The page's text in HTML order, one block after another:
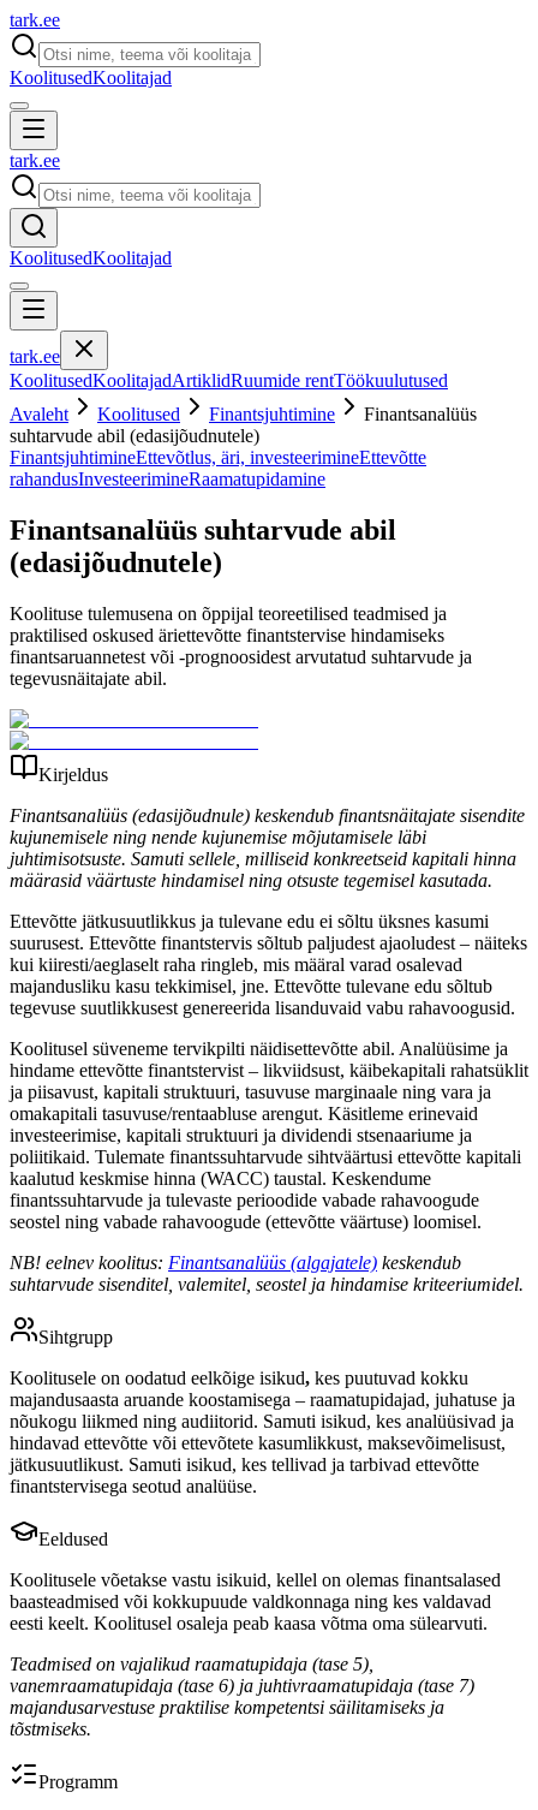
tark.ee
KoolitusedKoolitajad
tark.ee
KoolitusedKoolitajad
tark.ee
KoolitusedKoolitajadArtiklidRuumide rentTöökuulutused
Avaleht
Koolitused Finantsjuhtimine
Finantsanalüüs
suhtarvude abil (edasijõudnutele)
FinantsjuhtimineEttevõtlus, äri, investeerimineEttevõtte
rahandusInvesteerimineRaamatupidamine
Finantsanalüüs suhtarvude abil
(edasijõudnutele)
Koolituse tulemusena on õppijal teoreetilised teadmised ja
praktilised oskused äriettevõtte finantstervise hindamiseks
finantsaruannetest või -prognoosidest arvutatud suhtarvude ja
tegevusnäitajate abil.
Kirjeldus
Finantsanalüüs (edasijõudnule) keskendub finantsnäitajate sisendite
kujunemisele ning nende kujunemise mõjutamisele läbi
juhtimisotsuste. Samuti sellele, milliseid konkreetseid kapitali hinna
määrasid väärtuste hindamisel ning otsuste tegemisel kasutada.
Ettevõtte jätkusuutlikkus ja tulevane edu ei sõltu üksnes kasumi
suurusest. Ettevõtte finantstervis sõltub paljudest ajaoludest – näiteks
kui kiiresti/aeglaselt raha ringleb, mis määral varad osalevad
majandusliku kasu tekkimisel, jne. Ettevõtte tulevane edu sõltub
tegevuse suutlikkusest genereerida lisanduvaid vabu rahavoogusid.
Koolitusel süveneme tervikpilti näidisettevõtte abil. Analüüsime ja
hindame ettevõtte finantstervist – likviidsust, käibekapitali rahatsüklit
ja piisavust, kapitali struktuuri, tasuvuse marginaale ning vara ja
omakapitali tasuvuse/rentaabluse arengut. Käsitleme erinevaid
investeerimise, kapitali struktuuri ja dividendi stsenaariume ja
poliitikaid. Tulemate finantssuhtarvude sihtväärtusi ettevõtte kapitali
kaalutud keskmise hinna (WACC) taustal. Keskendume
finantssuhtarvude ja tulevaste perioodide vabade rahavoogude
seostel ning vabade rahavoogude (ettevõtte väärtuse) loomisel.
NB! eelnev koolitus: Finantsanalüüs (algajatele) keskendub
suhtarvude sisenditel, valemitel, seostel ja hindamise kriteeriumidel.
Sihtgrupp
Koolitusele on oodatud eelkõige isikud, kes puutuvad kokku
majandusaasta aruande koostamisega – raamatupidajad, juhatuse ja
nõukogu liikmed ning audiitorid. Samuti isikud, kes analüüsivad ja
hindavad ettevõtte või ettevõtete kasumlikkust, maksevõimelisust,
jätkusuutlikust. Samuti isikud, kes tellivad ja tarbivad ettevõtte
finantstervisega seotud analüüse.
Eeldused
Koolitusele võetakse vastu isikuid, kellel on olemas finantsalased
baasteadmised või kokkupuude valdkonnaga ning kes valdavad
eesti keelt. Koolitusel osaleja peab kaasa võtma oma sülearvuti.
Teadmised on vajalikud raamatupidaja (tase 5),
vanemraamatupidaja (tase 6) ja juhtivraamatupidaja (tase 7)
majandusarvestuse praktilise kompetentsi säilitamiseks ja
tõstmiseks.
Programm